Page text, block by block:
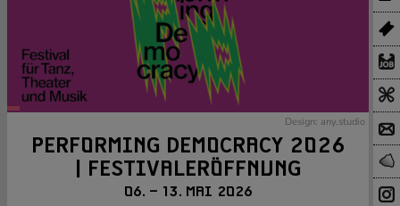
Design: any.studio
PERFORMING DEMOCRACY 2026
| FESTIVALERÖFFNUNG
06. – 13. MAI 2026